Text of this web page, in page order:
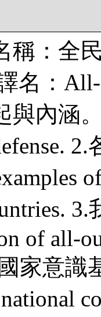
稱：全
名：All-
與內涵
of all-
家意識